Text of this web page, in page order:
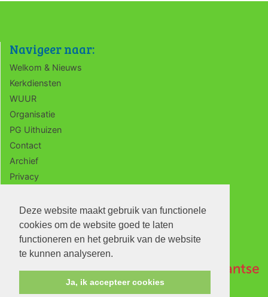
Deze website maakt gebruik van functionele
cookies om de website goed te laten
functioneren en het gebruik van de website
te kunnen analyseren.
Ja, ik accepteer cookies
Navigeer naar:
Welkom & Nieuws
Kerkdiensten
WUUR
Organisatie
PG Uithuizen
Contact
Archief
Privacy